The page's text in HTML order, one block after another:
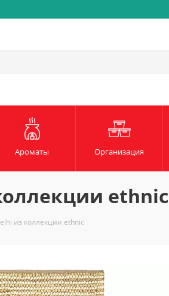
Ароматы Организация
ethnic
из коллекции ethnic